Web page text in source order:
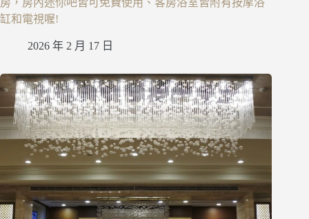
缸和電視喔!
2026 年 2 月 17 日